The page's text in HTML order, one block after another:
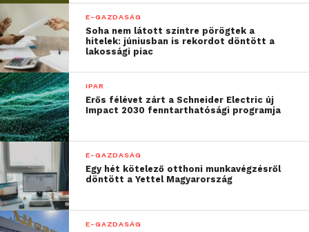
megelőző évben.
A vállalatok együttműködési szándékukat, azaz
üzemmérnök-informatikus hallgatók
foglalkoztatására vonatkozó igényüket 2020. január
31-ig jelezhetik itt:http://www.vik.bme.hu/bprof,
elköteleződésmentesen, kérdéseket pedig az
ugyvezeto@schonherz.hue-mail címen fogadnak.
Az úttörő együttműködésre kis- és középvállalatok
ugyanúgy jelentkezhetnek, mint multinacionális
piaci szereplők.
E-GAZDASÁG
Soha nem látott szintre pörögtek a
hitelek: júniusban is rekordot döntött a
lakossági piac
IPAR
Erős félévet zárt a Schneider Electric új
Impact 2030 fenntarthatósági programja
E-GAZDASÁG
Egy hét kötelező otthoni munkavégzésről
döntött a Yettel Magyarország
E-GAZDASÁG